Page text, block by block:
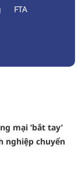
FTA
mại ‘bắt tay’
nghiệp chuyển